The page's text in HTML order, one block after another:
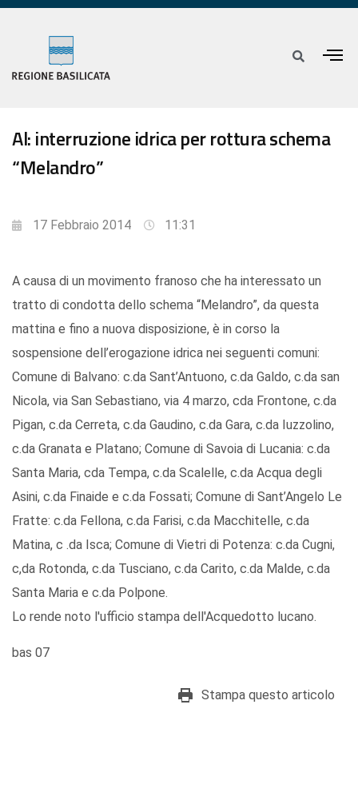
Al: interruzione idrica per rottura schema
“Melandro”
17 Febbraio 2014 11:31
A causa di un movimento franoso che ha interessato un
tratto di condotta dello schema “Melandro”, da questa
mattina e fino a nuova disposizione, è in corso la
sospensione dell’erogazione idrica nei seguenti comuni:
Comune di Balvano: c.da Sant’Antuono, c.da Galdo, c.da san
Nicola, via San Sebastiano, via 4 marzo, cda Frontone, c.da
Pigan, c.da Cerreta, c.da Gaudino, c.da Gara, c.da Iuzzolino,
c.da Granata e Platano; Comune di Savoia di Lucania: c.da
Santa Maria, cda Tempa, c.da Scalelle, c.da Acqua degli
Asini, c.da Finaide e c.da Fossati; Comune di Sant’Angelo Le
Fratte: c.da Fellona, c.da Farisi, c.da Macchitelle, c.da
Matina, c .da Isca; Comune di Vietri di Potenza: c.da Cugni,
c,da Rotonda, c.da Tusciano, c.da Carito, c.da Malde, c.da
Santa Maria e c.da Polpone.
Lo rende noto l'ufficio stampa dell'Acquedotto lucano.
bas 07
Stampa questo articolo